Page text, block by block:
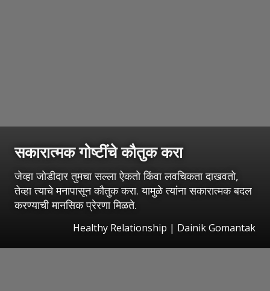
सकारात्मक गोष्टींचे कौतुक करा
जेव्हा जोडीदार तुमचा सल्ला ऐकतो किंवा लवचिकता दाखवतो,
तेव्हा त्याचे मनापासून कौतुक करा. यामुळे त्यांना सकारात्मक बदल
करण्याची मानसिक प्रेरणा मिळते.
Healthy Relationship | Dainik Gomantak